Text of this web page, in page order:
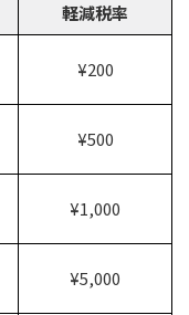
軽減税率
¥200
¥500
¥1,000
¥5,000